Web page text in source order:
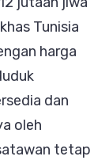
Tunisia
harga
dan
oleh
tetap